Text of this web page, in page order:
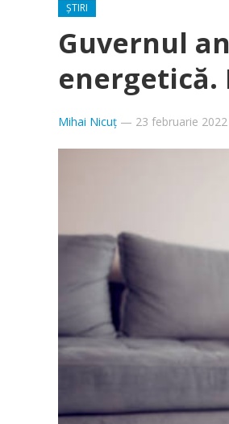
ȘTIRI
Guvernul
energetică.
Mihai Nicuț — 23 februarie 2022